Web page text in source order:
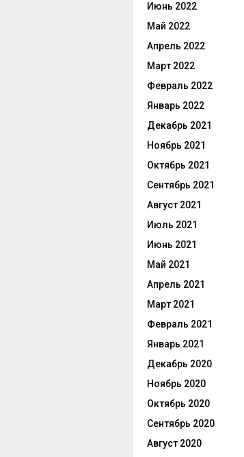
Июнь 2022
Май 2022
Апрель 2022
Март 2022
Февраль 2022
Январь 2022
Декабрь 2021
Ноябрь 2021
Октябрь 2021
Сентябрь 2021
Август 2021
Июль 2021
Июнь 2021
Май 2021
Апрель 2021
Март 2021
Февраль 2021
Январь 2021
Декабрь 2020
Ноябрь 2020
Октябрь 2020
Сентябрь 2020
Август 2020